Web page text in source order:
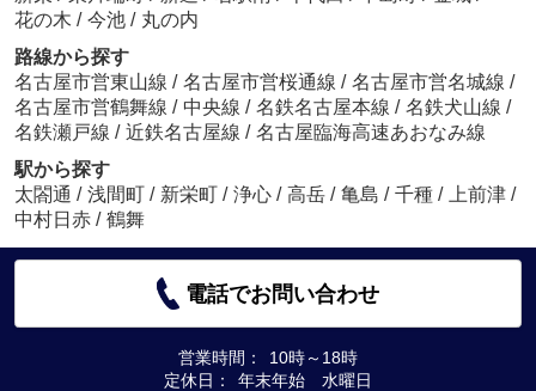
花の木 / 今池 / 丸の内
路線から探す
名古屋市営東山線 / 名古屋市営桜通線 / 名古屋市営名城線 /
名古屋市営鶴舞線 / 中央線 / 名鉄名古屋本線 / 名鉄犬山線 /
名鉄瀬戸線 / 近鉄名古屋線 / 名古屋臨海高速あおなみ線
駅から探す
太閤通 / 浅間町 / 新栄町 / 浄心 / 高岳 / 亀島 / 千種 / 上前津 /
中村日赤 / 鶴舞
電話でお問い合わせ
営業時間：
10時～18時
定休日：
年末年始 水曜日